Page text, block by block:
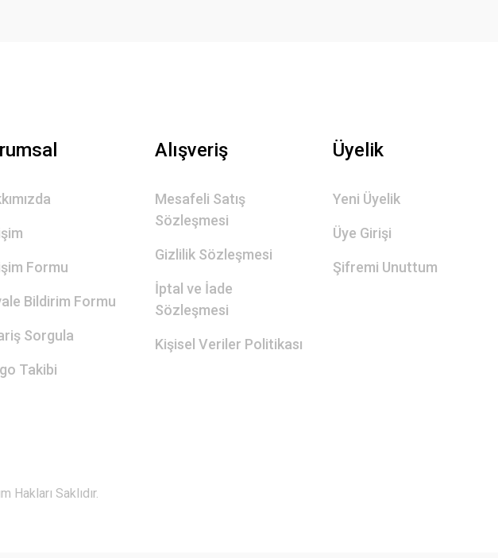
Formu
Bildirim Formu
Sorgula
Takibi
Alışveriş
Mesafeli Satış
Sözleşmesi
Gizlilik Sözleşmesi
İptal ve İade
Sözleşmesi
Kişisel Veriler Politikası
Üyelik
Yeni Üyelik
Üye Girişi
Şifremi Unuttum
Hakları Saklıdır.